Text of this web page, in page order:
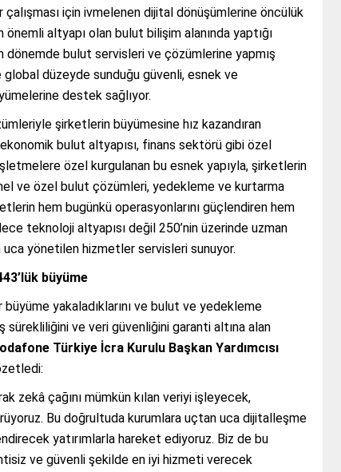
için ivmelenen dijital dönüşümlerine öncülük
altyapı olan bulut bilişim alanında yaptığı
dönemde bulut servisleri ve çözümlerine yapmış
düzeyde sunduğu güvenli, esnek ve
destek sağlıyor.
şirketlerin büyümesine hız kazandıran
bulut altyapısı, finans sektörü gibi özel
özel kurgulanan bu esnek yapıyla, şirketlerin
ve özel bulut çözümleri, yedekleme ve kurtarma
hem bugünkü operasyonlarını güçlendiren hem
teknoloji altyapısı değil 250’nin üzerinde uzman
yönetilen hizmetler servisleri sunuyor.
büyüme
yakaladıklarını ve bulut ve yedekleme
ve veri güvenliğini garanti altına alan
Türkiye İcra Kurulu Başkan Yardımcısı
zekâ çağını mümkün kılan veriyi işleyecek,
Bu doğrultuda kurumlara uçtan uca dijitalleşme
yatırımlarla hareket ediyoruz. Biz de bu
ve güvenli şekilde en iyi hizmeti verecek